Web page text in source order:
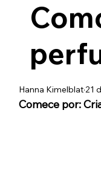
Hanna Kimelblat21
Comece por: